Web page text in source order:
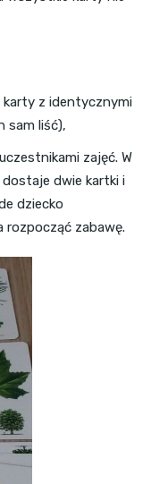
z identycznymi
sam liść),
zajęć. W
dwie kartki i
dziecko
zabawę.